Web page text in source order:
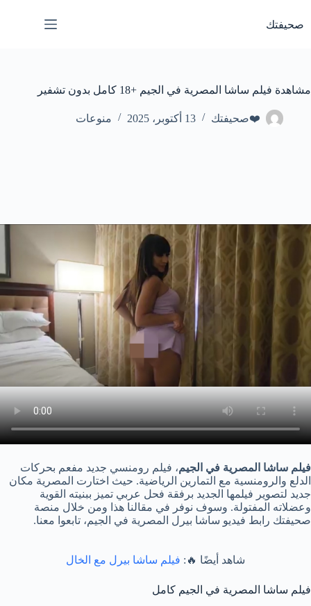
المحتوى
صحيفتك
مشاهدة فيلم ساشا المصرية في الجيم +18 كامل بدون تشفير
❤️صحيفتك 13 أكتوبر، 2025 منوعات
فيلم ساشا المصرية في الجيم، فيلم رومنسي جديد مفعم بحركات
الدلع والرومنسية مع التمارين الرياضية. حيث اختارت المصرية مكان
جديد لتصوير فيلمها الجديد برفقة فحل عربي تميز ببنيته القوية
وعضلاته المفتولة. وسوف نوفر في مقالنا هذا ومن خلال منصة
صحيفتك رابط فيديو ساشا بيرل المصرية في الجيم، تابعوا معنا.
شاهد أيضًا 🔥: فيلم ساشا بيرل مع الخال
فيلم ساشا المصرية في الجيم كامل